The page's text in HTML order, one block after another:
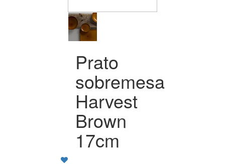
Prato
sobremesa
Harvest
Brown
17cm